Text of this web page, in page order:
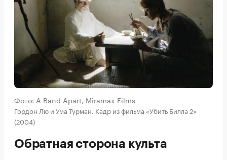
Фото: A Band Apart, Miramax Films
Гордон Лю и Ума Турман. Кадр из фильма «Убить Билла 2»
(2004)
Обратная сторона культа